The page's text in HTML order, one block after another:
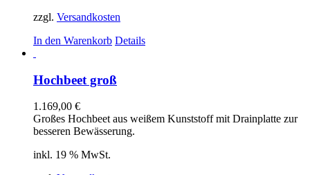
zzgl. Versandkosten
In den Warenkorb Details
Hochbeet groß
1.169,00 €
Großes Hochbeet aus weißem Kunststoff mit Drainplatte zur
besseren Bewässerung.
inkl. 19 % MwSt.